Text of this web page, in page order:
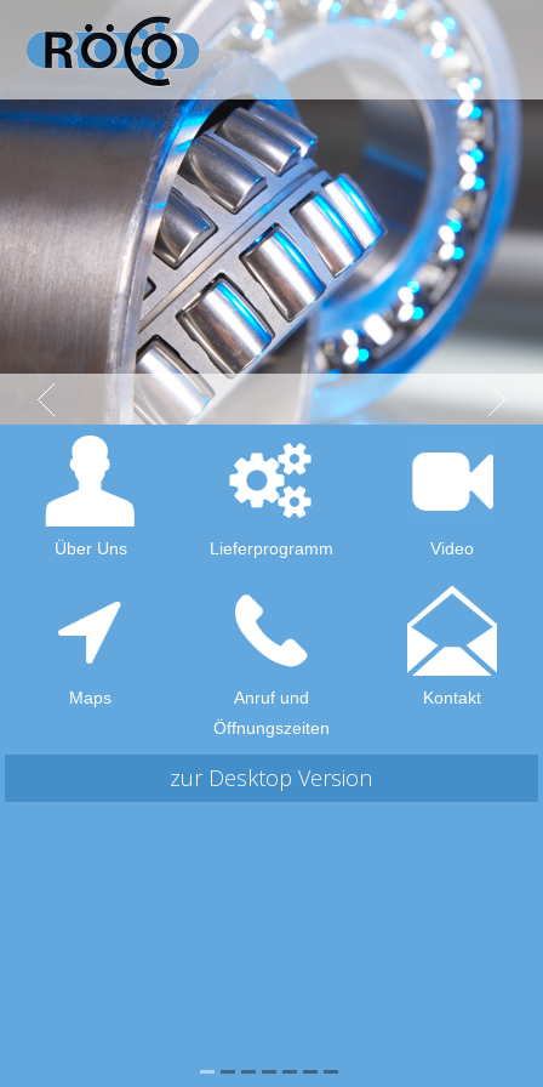
Über Uns Lieferprogramm Video
Maps
Anruf und
Öffnungszeiten
Kontakt
zur Desktop Version